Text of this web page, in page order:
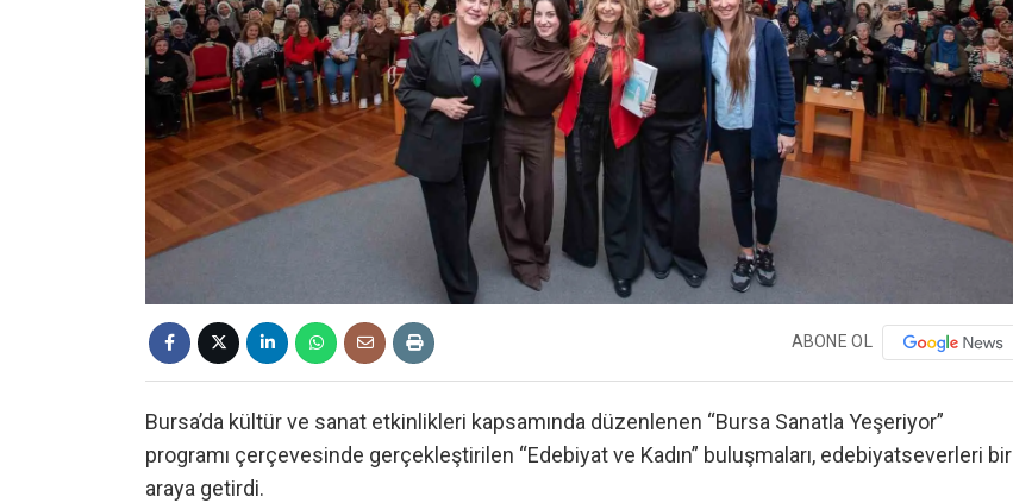
ABONE OL
Bursa’da kültür ve sanat etkinlikleri kapsamında düzenlenen “Bursa Sanatla Yeşeriyor”
programı çerçevesinde gerçekleştirilen “Edebiyat ve Kadın” buluşmaları, edebiyatseverleri bir
araya getirdi.